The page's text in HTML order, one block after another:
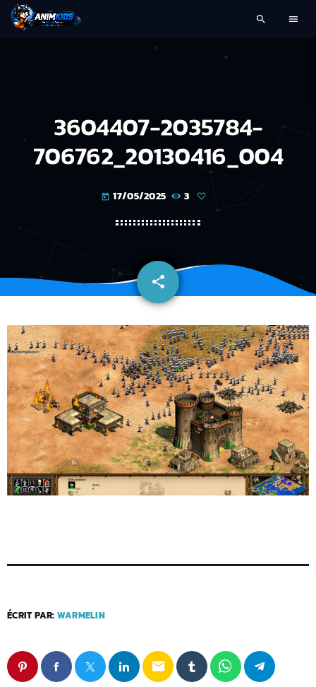
search menu
3604407-2035784-
706762_20130416_004
today 17/05/2025 3
share
email
ÉCRIT PAR: WARMELIN
email